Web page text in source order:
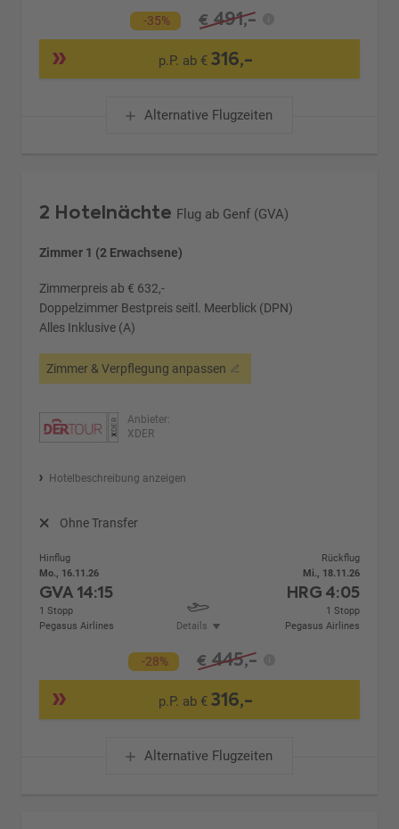
-35% € 491,-
p.P. ab €316,-
Alternative Flugzeiten
2 Hotelnächte Flug ab Genf (GVA)
Zimmer 1 (2 Erwachsene)
Zimmerpreis ab € 632,-
Doppelzimmer Bestpreis seitl. Meerblick (DPN)
Alles Inklusive (A)
Zimmer & Verpflegung anpassen
Anbieter:
XDER
Hotelbeschreibung anzeigen
Ohne Transfer
Hinflug
Mo., 16.11.26
GVA14:15
1 Stopp
Pegasus Airlines
Details
Rückflug
Mi., 18.11.26
HRG 4:05
1 Stopp
Pegasus Airlines
-28% € 445,-
p.P. ab €316,-
Alternative Flugzeiten